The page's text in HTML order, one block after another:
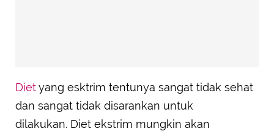
Dietyang esktrim tentunya sangat tidak sehat
dan sangat tidak disarankan untuk
dilakukan. Diet ekstrim mungkin akan